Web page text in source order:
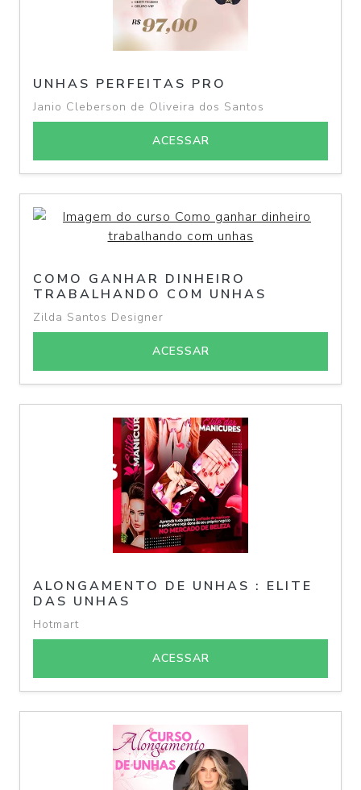
UNHAS PERFEITAS PRO
Janio Cleberson de Oliveira dos Santos
ACESSAR
COMO GANHAR DINHEIRO
TRABALHANDO COM UNHAS
Zilda Santos Designer
ACESSAR
ALONGAMENTO DE UNHAS : ELITE
DAS UNHAS
Hotmart
ACESSAR